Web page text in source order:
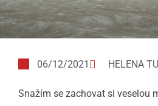
06/12/2021 HELENA
Snažím se zachovat si veselou